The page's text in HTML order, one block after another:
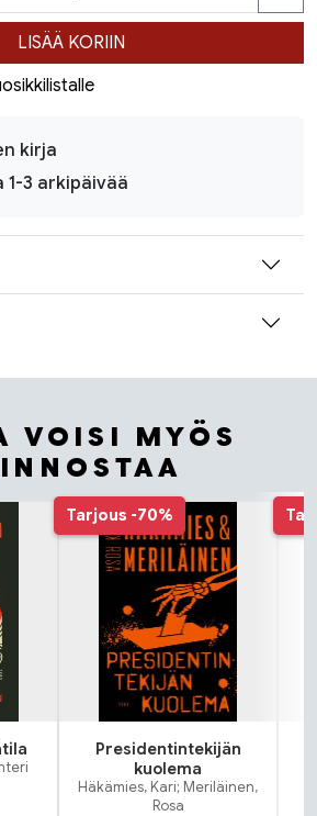
LISÄÄ KORIIN
kirja
1-3 arkipäivää
VOISI MYÖS
Tarjous -70%
Presidentintekijän
kuolema
Häkämies, Kari; Meriläinen,
Rosa